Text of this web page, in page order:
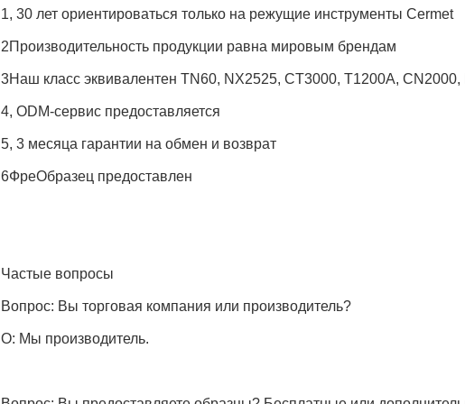
1, 30 лет ориентироваться только на режущие инструменты Cermet
2Производительность продукции равна мировым брендам
3Наш класс эквивалентен TN60, NX2525, CT3000, T1200A, CN2000,
4, ODM-сервис предоставляется
5, 3 месяца гарантии на обмен и возврат
6ФреОбразец предоставлен
Частые вопросы
Вопрос: Вы торговая компания или производитель?
О: Мы производитель.